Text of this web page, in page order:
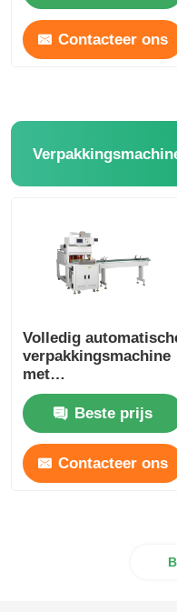
Contacteer ons
Volledig
verpakkingsmachine
met
warmteverminderende
mouw 220V 380V
Beste prijs
Contacteer ons